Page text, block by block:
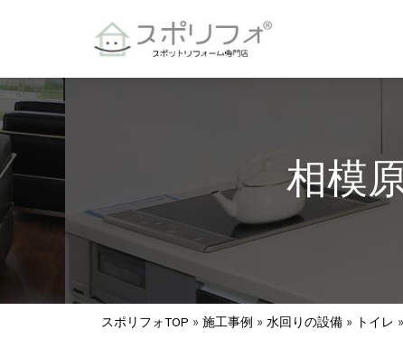
相模
スポリフォTOP » 施工事例 » 水回りの設備 » トイレ »